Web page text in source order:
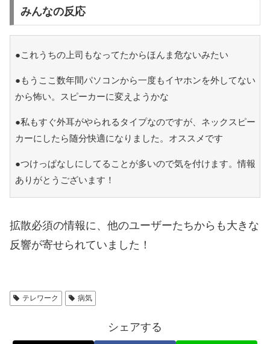
みんなの反応
●これうちの上司もなってたからほんま危ないみたい
●もうここ数年間パソコンから一度もイヤホンを外してない
から怖い。スピーカーに変えようかな
●私もすぐ外耳がやられるタイプなのですが、ネックスピー
カーにしたら随分快適になりました。オススメです
●つけっぱなしにしてることが多いので気を付けます。情報
ありがとうございます！
拡散必須の情報に、他のユーザーたちからも大きな
反響が寄せられていました！
テレワーク 病気
シェアする